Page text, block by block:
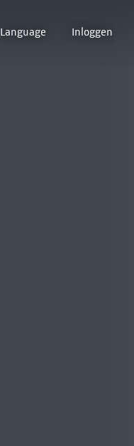
Language Inloggen